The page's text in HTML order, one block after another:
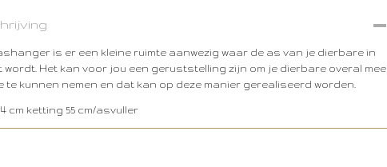
is er een kleine ruimte aanwezig waar de as van je dierbare in
wordt. Het kan voor jou een geruststelling zijn om je dierbare overal mee
te kunnen nemen en dat kan op deze manier gerealiseerd worden.
cm ketting 55 cm/asvuller